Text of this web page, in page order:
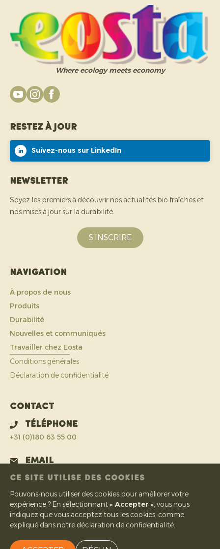
CE SITE UTILISE DES COOKIES
Pouvons-nous utiliser des cookies pour améliorer votre
expérience ? En sélectionnant« Accepter », vous nous
indiquez que vous acceptez tous les cookies, comme
expliqué dans notre déclaration de confidentialité.
Where ecology meets economy
Restez à jour
Suivez-nous sur LinkedIn
Newsletter
Soyez les premiers à découvrir nos actualités bio fraîches et
nos mises à jour sur la durabilité.
S’INSCRIRE
Navigation
À propos de nous
Produits
Durabilité
Nouvelles et communiqués
Travailler chez Eosta
Conditions générales
Déclaration de confidentialité
Contact
Téléphone
+31 (0)180 63 55 00
Email
info@eosta.com
Adresse
IJsermanweg 15
2742 KH Waddinxveen